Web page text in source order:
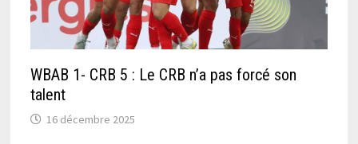
WBAB 1- CRB 5 : Le CRB n’a pas forcé son
talent
16 décembre 2025